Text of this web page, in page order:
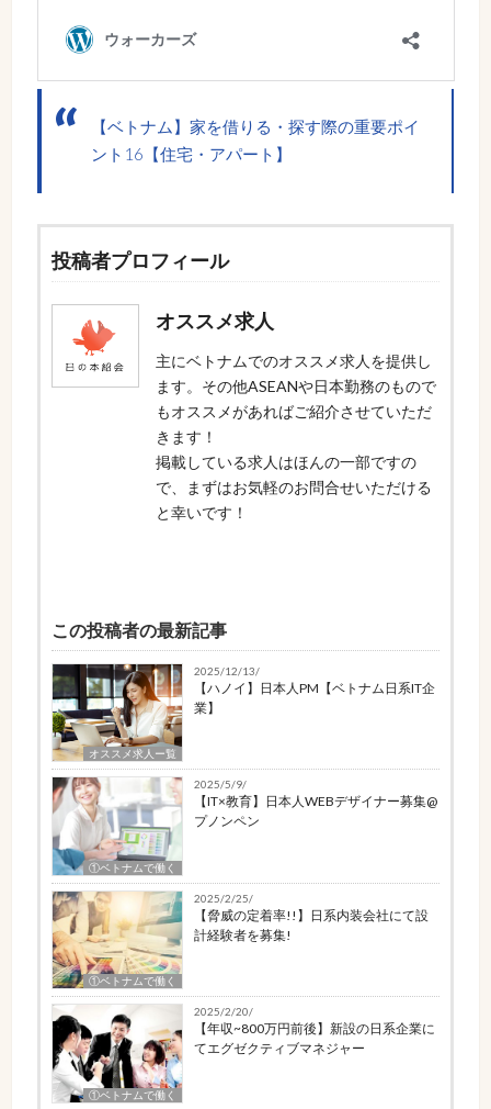
【ベトナム】家を借りる・探す際の重要ポイ
ント16【住宅・アパート】
投稿者プロフィール
オススメ求人
主にベトナムでのオススメ求人を提供し
ます。その他ASEANや日本勤務のもので
もオススメがあればご紹介させていただ
きます！
掲載している求人はほんの一部ですの
で、まずはお気軽のお問合せいただける
と幸いです！
この投稿者の最新記事
オススメ求人ー覧
2025/12/13/
【ハノイ】日本人PM【ベトナム日系IT企
業】
①ベトナムで働く
2025/5/9/
【IT×教育】日本人WEBデザイナー募集@
プノンペン
①ベトナムで働く
2025/2/25/
【脅威の定着率!!】日系内装会社にて設
計経験者を募集!
①ベトナムで働く
2025/2/20/
【年収~800万円前後】新設の日系企業に
てエグゼクティブマネジャー